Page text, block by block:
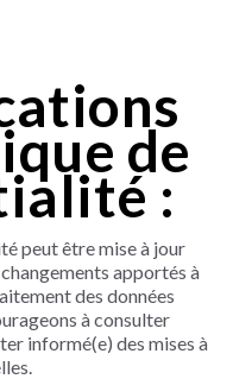
de
:
peut être mise à jour
apportés à
des données
à consulter
informé(e) des mises à